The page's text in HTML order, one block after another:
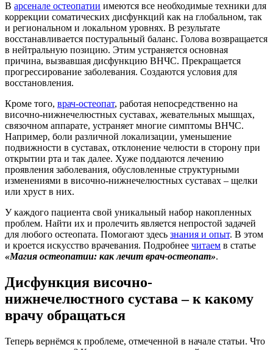
В арсенале остеопатии имеются все необходимые техники для
коррекции соматических дисфункций как на глобальном, так
и региональном и локальном уровнях. В результате
восстанавливается постуральный баланс. Голова возвращается
в нейтральную позицию. Этим устраняется основная
причина, вызвавшая дисфункцию ВНЧС. Прекращается
прогрессирование заболевания. Создаются условия для
восстановления.
Кроме того, врач-остеопат, работая непосредственно на
височно-нижнечелюстных суставах, жевательных мышцах,
связочном аппарате, устраняет многие симптомы ВНЧС.
Например, боли различной локализации, уменьшение
подвижности в суставах, отклонение челюсти в сторону при
открытии рта и так далее. Хуже поддаются лечению
проявления заболевания, обусловленные структурными
изменениями в височно-нижнечелюстных суставах – щелки
или хруст в них.
У каждого пациента свой уникальный набор накопленных
проблем. Найти их и пролечить является непростой задачей
для любого остеопата. Помогают здесь знания и опыт. В этом
и кроется искусство врачевания. Подробнее читаем в статье
«Магия остеопатии: как лечит врач-остеопат».
Дисфункция височно-
нижнечелюстного сустава –к какому
врачу обращаться
Теперь вернёмся к проблеме, отмеченной в начале статьи. Что